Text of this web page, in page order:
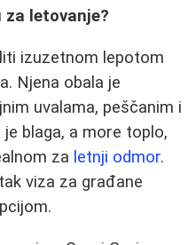
letovanje?
izuzetnom lepotom
Njena obala je
uvalama, peščanim i
blaga, a more toplo,
za letnji odmor.
viza za građane